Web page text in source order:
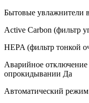
Бытовые увлажнители
Active Carbon (фильтр
HEPA (фильтр тонкой
Аварийное
опрокидывании Да
Автоматический режим